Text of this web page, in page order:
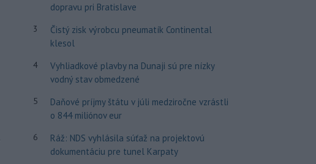
dopravu pri Bratislave
3
Čistý zisk výrobcu pneumatík Continental
klesol
4
Vyhliadkové plavby na Dunaji sú pre nízky
vodný stav obmedzené
5
Daňové príjmy štátu v júli medziročne vzrástli
o 844 miliónov eur
6
Ráž: NDS vyhlásila súťaž na projektovú
dokumentáciu pre tunel Karpaty